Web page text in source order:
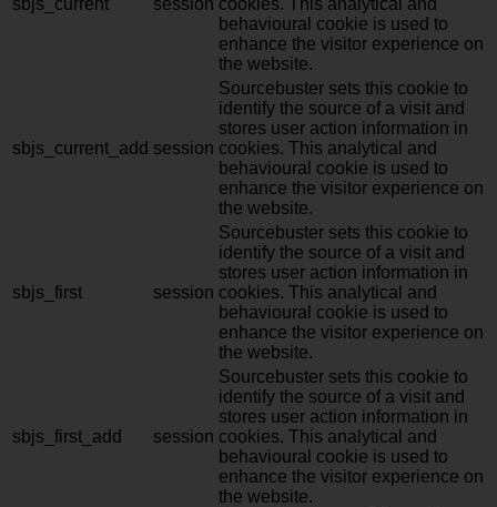
behavioural cookie is used to
enhance the visitor experience on
the website.
sbjs_current_add session
Sourcebuster sets this cookie to
identify the source of a visit and
stores user action information in
cookies. This analytical and
behavioural cookie is used to
enhance the visitor experience on
the website.
sbjs_first session
Sourcebuster sets this cookie to
identify the source of a visit and
stores user action information in
cookies. This analytical and
behavioural cookie is used to
enhance the visitor experience on
the website.
sbjs_first_add session
Sourcebuster sets this cookie to
identify the source of a visit and
stores user action information in
cookies. This analytical and
behavioural cookie is used to
enhance the visitor experience on
the website.